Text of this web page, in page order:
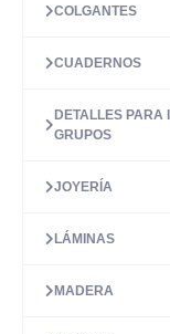
COLGANTES
CUADERNOS
DETALLES PARA
GRUPOS
JOYERÍA
LÁMINAS
MADERA